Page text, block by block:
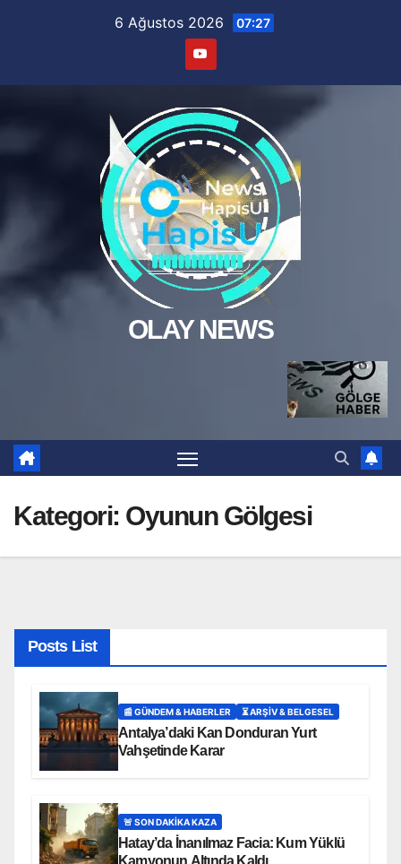
6 Ağustos 2026 07:27
OLAY NEWS
Kategori: Oyunun Gölgesi
Posts List
📰 GÜNDEM & HABERLER ⏳ ARŞİV & BELGESEL
Antalya’daki Kan Donduran Yurt
Vahşetinde Karar
🚨 SON DAKİKA KAZA
Hatay’da İnanılmaz Facia: Kum Yüklü
Kamyonun Altında Kaldı